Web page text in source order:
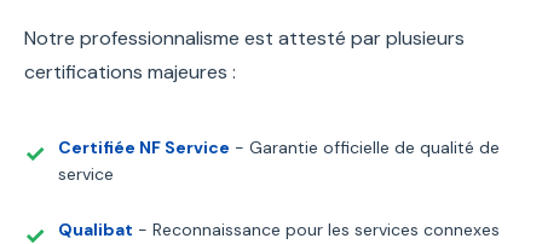
Notre professionnalisme est attesté par plusieurs
certifications majeures :
Certifiée NF Service - Garantie officielle de qualité de
service
Qualibat - Reconnaissance pour les services connexes